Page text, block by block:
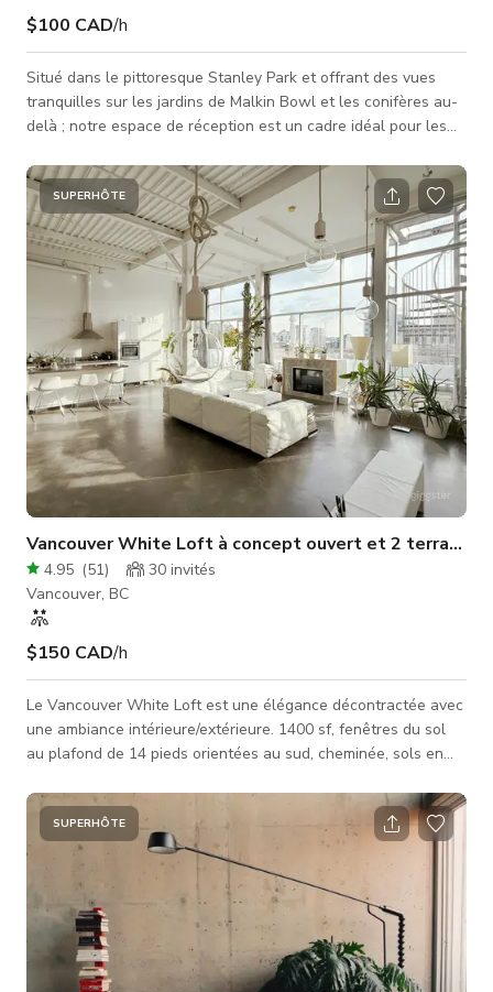
$100 CAD/h
Situé dans le pittoresque Stanley Park et offrant des vues
tranquilles sur les jardins de Malkin Bowl et les conifères au-
delà ; notre espace de réception est un cadre idéal pour les
plus de 1080 pieds carrés, l'espace peut être configuré pour
accueillir jusqu'à 60 personnes assises. Le lieu est à une
courte distance à pied du Miniature Train, du théâtre Malkin
Bowl et de l'Aquarium de Vancouver. Des options de restaura
SUPERHÔTE
Vancouver White Loft à concept ouvert et 2 terrasses
4.95 (51) 30 invités
Vancouver, BC
$150 CAD/h
Le Vancouver White Loft est une élégance décontractée avec
une ambiance intérieure/extérieure. 1400 sf, fenêtres du sol
au plafond de 14 pieds orientées au sud, cheminée, sols en
îlot mobile, espace de travail avec table en bois de 10 pieds,
et mobilier blanc haut de gamme créent un espace prêt à être
utilisé pour des prises de vue. Beaucoup d'accessoires à
SUPERHÔTE